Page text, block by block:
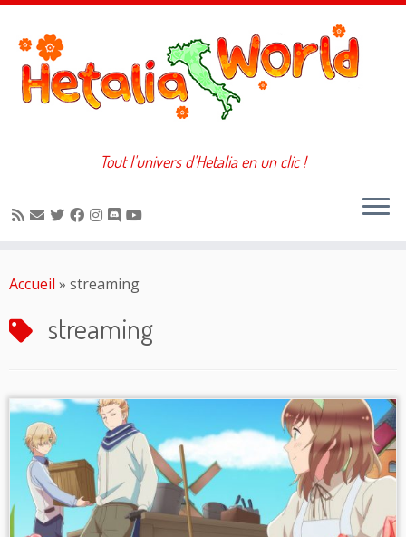
au
Tout l'univers d'Hetalia en un clic !
Accueil » streaming
streaming